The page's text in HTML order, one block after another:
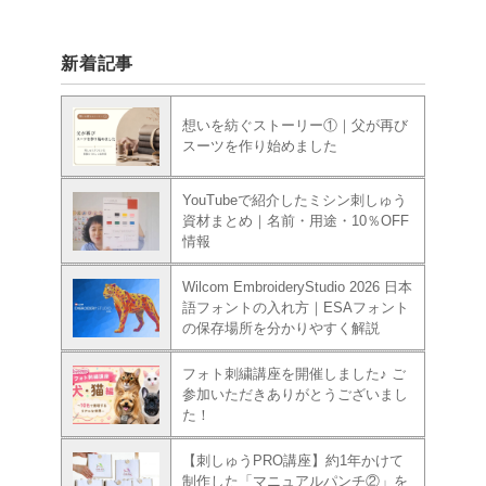
新着記事
想いを紡ぐストーリー①｜父が再び
スーツを作り始めました
YouTubeで紹介したミシン刺しゅう
資材まとめ｜名前・用途・10％OFF
情報
Wilcom EmbroideryStudio 2026 日本
語フォントの入れ方｜ESAフォント
の保存場所を分かりやすく解説
フォト刺繍講座を開催しました♪ ご
参加いただきありがとうございまし
た！
【刺しゅうPRO講座】約1年かけて
制作した「マニュアルパンチ②」を